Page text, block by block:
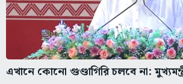
এখানে কোনো গুণ্ডাগিরি চলবে না: